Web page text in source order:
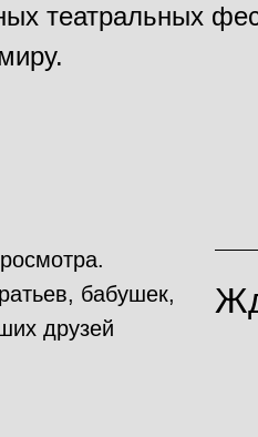
театральных
бабушек,
друзей